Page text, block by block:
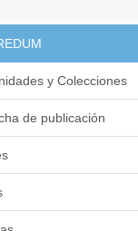
y Colecciones
de publicación